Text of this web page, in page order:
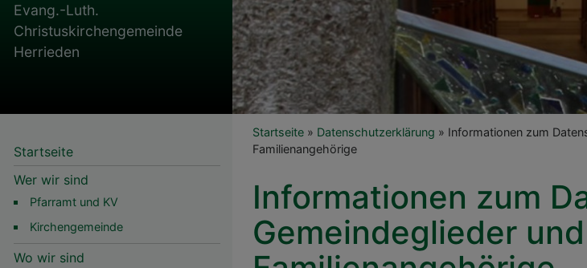
Evang.-Luth.
Christuskirchengemeinde
Herrieden
Startseite
Wer wir sind
Pfarramt und KV
Kirchengemeinde
Wo wir sind
Breadcrumb
Startseite Datenschutzerklärung
Informationen zum
Familienangehörige
Informationen zum
Gemeindeglieder